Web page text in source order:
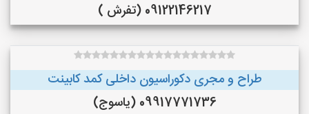
09122146217 (تفرش )
طراح و مجری دکوراسیون داخلی کمد کابینت
09917771736 (یاسوج)